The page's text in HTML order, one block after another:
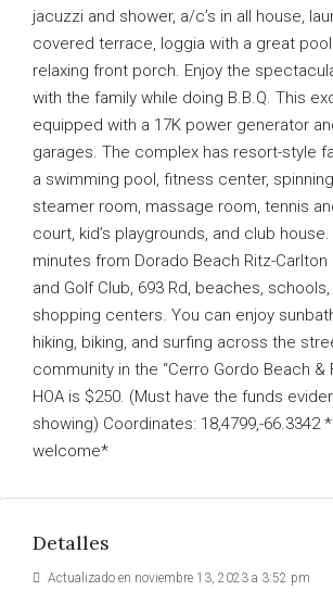
jacuzzi and shower, a/c’s in all house,
covered terrace, loggia with a great pool
relaxing front porch. Enjoy the
with the family while doing B.B.Q. This
equipped with a 17K power generator
garages. The complex has resort-style
a swimming pool, fitness center,
steamer room, massage room, tennis
court, kid’s playgrounds, and club
minutes from Dorado Beach Ritz-
and Golf Club, 693 Rd, beaches,
shopping centers. You can enjoy
hiking, biking, and surfing across the
community in the “Cerro Gordo Beach &
HOA is $250. (Must have the funds
showing) Coordinates: 18,4799,-66.3342
welcome*
Detalles
Actualizado en noviembre 13, 2023 a 3:52 pm